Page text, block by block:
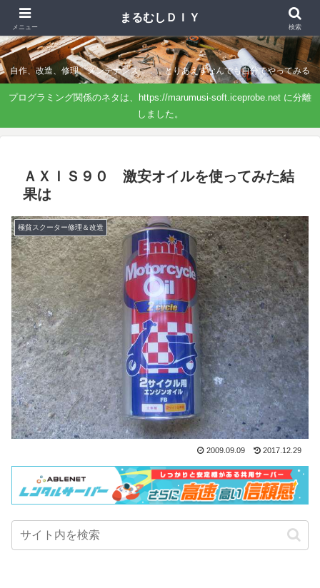
まるむしＤＩＹ
自作、改造、修理、メンテナンス．．．とりあえずなんでも自分でやってみる
プログラミング関係のネタは、https://marumusi-soft.iceprobe.net に分離
しました。
ＡＸＩＳ９０ 激安オイルを使ってみた結
果は
極貧スクーター修理＆改造
2009.09.09 2017.12.29
メニュー
まるむしＤＩＹ
検索